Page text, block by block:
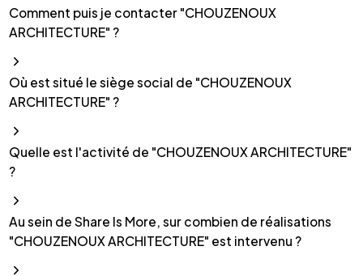
Comment puis je contacter "CHOUZENOUX
ARCHITECTURE" ?
Où est situé le siège social de "CHOUZENOUX
ARCHITECTURE" ?
Quelle est l'activité de "CHOUZENOUX ARCHITECTURE"
?
Au sein de Share Is More, sur combien de réalisations
"CHOUZENOUX ARCHITECTURE" est intervenu ?